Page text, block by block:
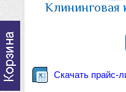
Клининговая
Скачать прайс-